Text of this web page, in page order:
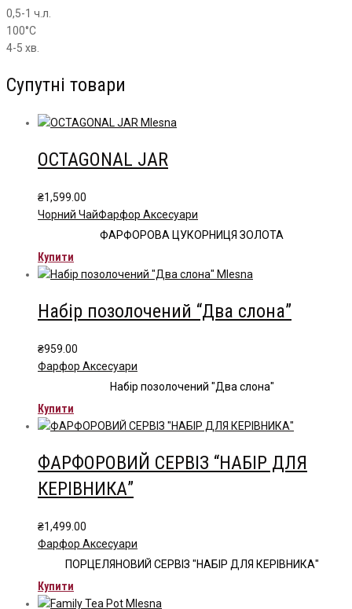
0,5-1 ч.л.
100°С
4-5 хв.
Супутні товари
OCTAGONAL JAR
₴1,599.00
Чорний ЧайФарфор Аксесуари
ФАРФОРОВА ЦУКОРНИЦЯ ЗОЛОТА
Купити
Набір позолочений “Два слона”
₴959.00
Фарфор Аксесуари
Набір позолочений "Два слона"
Купити
ФАРФОРОВИЙ СЕРВІЗ “НАБІР ДЛЯ
КЕРІВНИКА”
₴1,499.00
Фарфор Аксесуари
ПОРЦЕЛЯНОВИЙ СЕРВІЗ "НАБІР ДЛЯ КЕРІВНИКА"
Купити